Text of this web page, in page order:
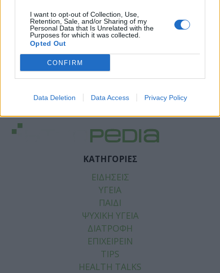
I want to opt-out of Collection, Use,
Retention, Sale, and/or Sharing of my
Personal Data that Is Unrelated with the
Purposes for which it was collected.
Opted Out
CONFIRM
Data Deletion Data Access Privacy Policy
ΚΑΤΗΓΟΡΙΕΣ
ΕΙΔΗΣΕΙΣ
ΥΓΕΙΑ
ΠΑΙΔΙ
ΨΥΧΙΚΗ ΥΓΕΙΑ
ΔΙΑΤΡΟΦΗ
ΕΠΙΧΕΙΡΕΙΝ
TIPS
HEALTH TALKS